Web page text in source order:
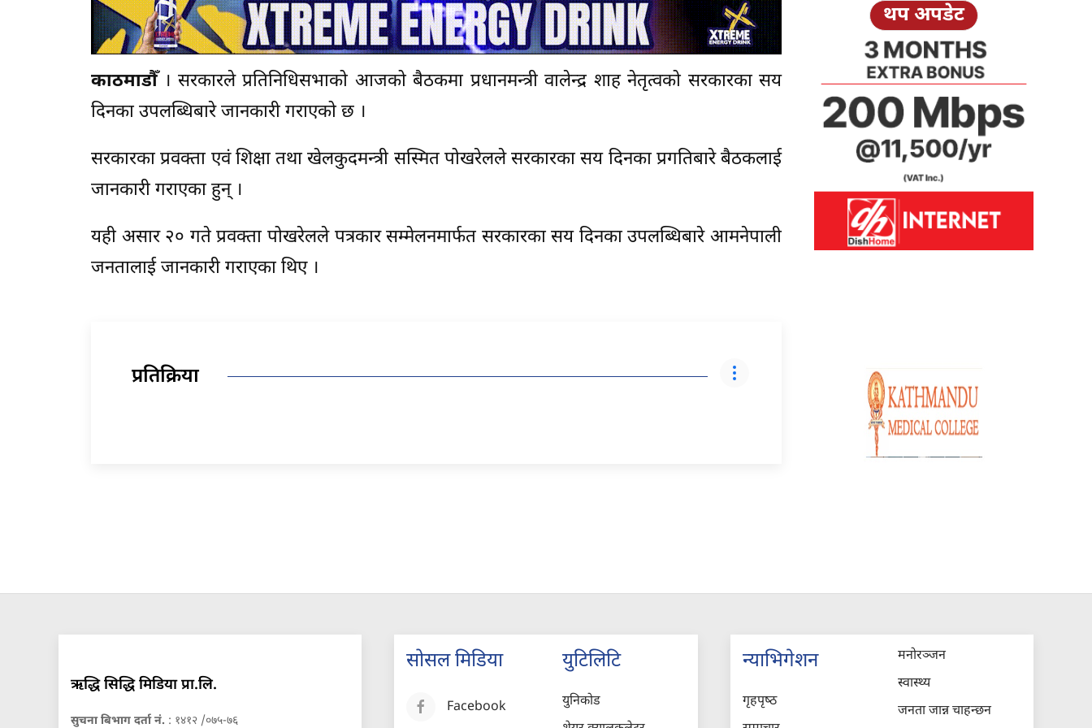
काठमाडौँ । सरकारले प्रतिनिधिसभाको आजको बैठकमा प्रधानमन्त्री वालेन्द्र शाह नेतृत्वको सरकारका सय
दिनका उपलब्धिबारे जानकारी गराएको छ ।
सरकारका प्रवक्ता एवं शिक्षा तथा खेलकुदमन्त्री सस्मित पोखरेलले सरकारका सय दिनका प्रगतिबारे बैठकलाई
जानकारी गराएका हुन् ।
यही असार २० गते प्रवक्ता पोखरेलले पत्रकार सम्मेलनमार्फत सरकारका सय दिनका उपलब्धिबारे आमनेपाली
जनतालाई जानकारी गराएका थिए ।
प्रतिक्रिया
थप अपडेट
ऋद्धि सिद्धि मिडिया प्रा.लि.
सुचना बिभाग दर्ता नं. : १४१२ /०७५-७६
सोसल मिडिया
Facebook
युटिलिटि
युनिकोड
न्याभिगेशन
गृहपृष्‍ठ
मनोरञ्जन
स्वास्थ्य
जनता जान्न चाहन्छन